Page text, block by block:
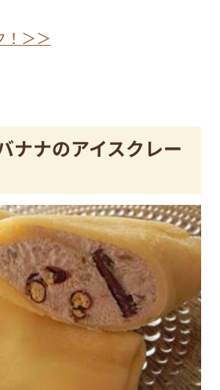
！＞＞
ナナのアイスクレー